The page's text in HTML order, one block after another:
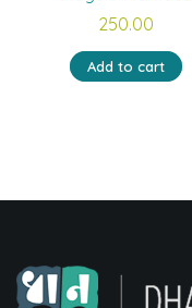
250.00
Add to cart